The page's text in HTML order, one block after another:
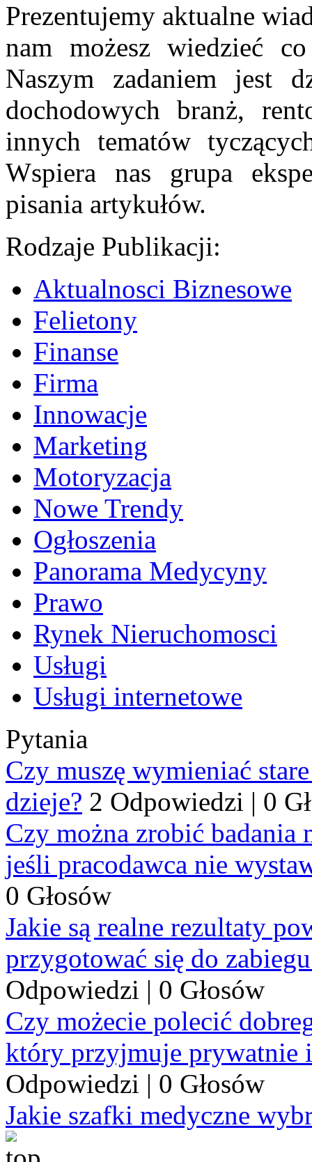
Prezentujemy aktualne
nam możesz wiedzieć
Naszym zadaniem jest
dochodowych branż,
innych tematów
Wspiera nas grupa
pisania artykułów.
Rodzaje Publikacji:
Aktualnosci Biznesowe
Felietony
Finanse
Firma
Innowacje
Marketing
Motoryzacja
Nowe Trendy
Ogłoszenia
Panorama Medycyny
Prawo
Rynek Nieruchomosci
Usługi
Usługi internetowe
Pytania
Czy muszę wymieniać
dzieje? 2 Odpowiedzi | 0
Czy można zrobić badania
jeśli pracodawca nie
0 Głosów
Jakie są realne rezultaty
przygotować się do
Odpowiedzi | 0 Głosów
Czy możecie polecić
który przyjmuje prywatnie
Odpowiedzi | 0 Głosów
Jakie szafki medyczne